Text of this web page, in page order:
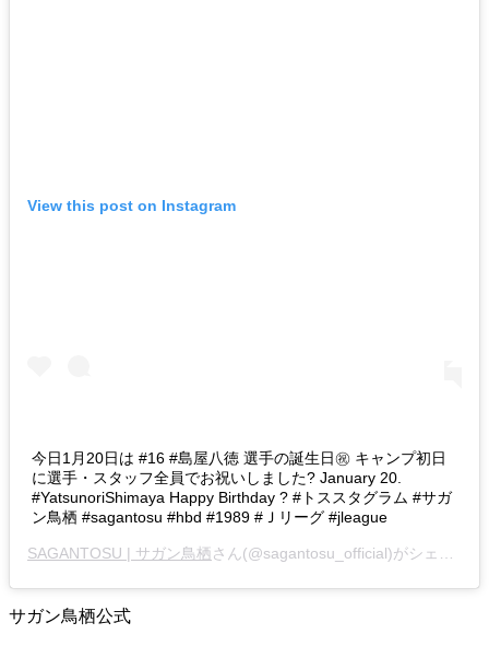
View this post on Instagram
今日1月20日は #16 #島屋八徳 選手の誕生日㊗️ キャンプ初日
に選手・スタッフ全員でお祝いしました? January 20.
#YatsunoriShimaya Happy Birthday ? #トススタグラム #サガ
ン鳥栖 #sagantosu #hbd #1989 #Ｊリーグ #jleague
SAGANTOSU | サガン鳥栖さん(@sagantosu_official)がシェアした投稿 -
サガン鳥栖公式